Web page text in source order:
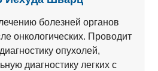
болезней органов
онкологических. Проводит
опухолей,
диагностику легких с